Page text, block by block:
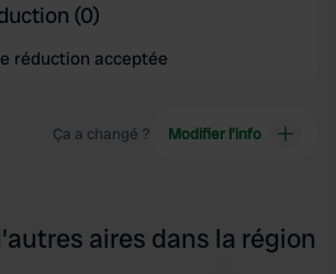
(0)
réduction acceptée
Ça a changé ? Modifier l’info
aires dans la région